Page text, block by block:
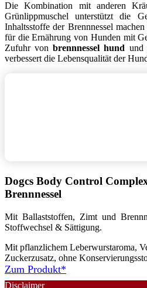
Die Kombination mit anderen
Grünlippmuschel unterstützt die
Inhaltsstoffe der Brennnessel
für die Ernährung von Hunden mit
Zufuhr vonbrennnessel hund und
verbessert die Lebensqualität der
Dogcs Body Control
Brennnessel
Mit Ballaststoffen, Zimt und
Stoffwechsel & Sättigung.
Mit pflanzlichem Leberwurstaroma,
Zuckerzusatz, ohne
Zum Produkt*
Disclaimer